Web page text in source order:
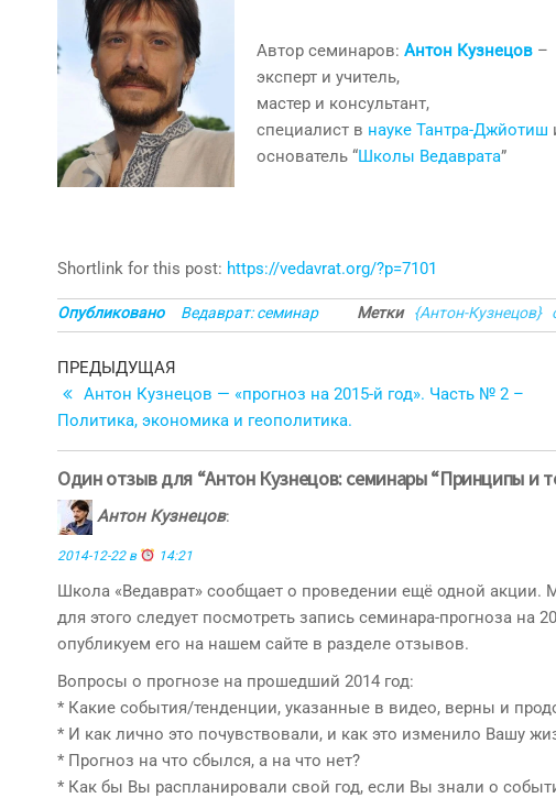
Автор семинаров: Антон Кузнецов –
эксперт и учитель,
мастер и консультант,
специалист в науке Тантра-Джйотиш
основатель “Школы Ведаврата”
Shortlink for this post: https://vedavrat.org/?p=7101
Опубликовано Ведаврат: семинар Метки {Антон-Кузнецов}
Навигация
по
записям
Предыдущая
запись
ПРЕДЫДУЩАЯ
Антон Кузнецов — «прогноз на 2015-й год». Часть № 2 –
Политика, экономика и геополитика.
Один отзыв для “Антон Кузнецов: семинары “Принципы и
Антон Кузнецов:
2014-12-22 в 14:21
Школа «Ведаврат» сообщает о проведении ещё одной
для этого следует посмотреть запись семинара-прогноза
опубликуем его на нашем сайте в разделе отзывов.
Вопросы о прогнозе на прошедший 2014 год:
* Какие события/тенденции, указанные в видео, верны и
* И как лично это почувствовали, и как это изменило Вашу
* Прогноз на что сбылся, а на что нет?
* Как бы Вы распланировали свой год, если Вы знали о